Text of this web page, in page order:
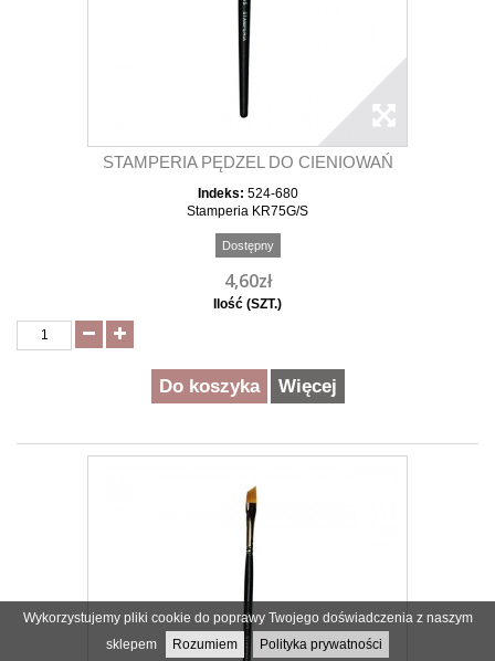
Wykorzystujemy pliki cookie do poprawy Twojego doświadczenia z naszym
sklepem
Rozumiem Polityka prywatności
STAMPERIA PĘDZEL DO CIENIOWAŃ
Indeks: 524-680
Stamperia KR75G/S
Dostępny
4,60zł
Ilość (SZT.)
Do koszyka Więcej